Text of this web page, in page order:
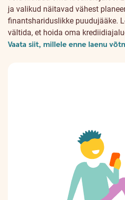
ja valikud näitavad vähest
finantshariduslikke puudujääke.
vältida, et hoida oma
Vaata siit, millele enne laenu